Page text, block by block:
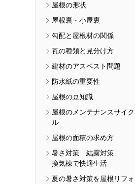
屋根の形状
屋根裏・小屋裏
勾配と屋根材の関係
瓦の種類と見分け方
建材のアスベスト問題
防水紙の重要性
屋根の豆知識
屋根のメンテナンスサイク
ル
屋根の面積の求め方
暑さ対策 結露対策
換気棟で快適生活
夏の暑さ対策を屋根リフォ